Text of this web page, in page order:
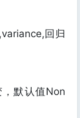
回归
默认值Non